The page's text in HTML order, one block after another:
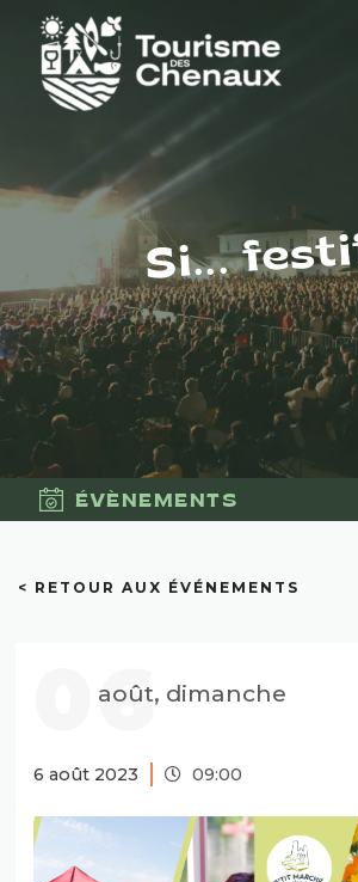
Si...
ÉVÈNEMENTS
< RETOUR AUX ÉVÉNEMENTS
06
août, dimanche
6 août 2023 09:00